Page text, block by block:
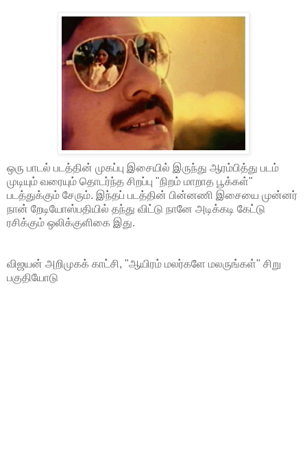
ஒரு பாடல் படத்தின் முகப்பு இசையில் இருந்து ஆரம்பித்து படம்
முடியும் வரையும் தொடர்ந்த சிறப்பு "நிறம் மாறாத பூக்கள்"
படத்துக்கும் சேரும். இந்தப் படத்தின் பின்னணி இசையை முன்னர்
நான் றேடியோஸ்பதியில் தந்து விட்டு நானே அடிக்கடி கேட்டு
ரசிக்கும் ஒலிக்குளிகை இது.
விஜயன் அறிமுகக் காட்சி, "ஆயிரம் மலர்களே மலருங்கள்" சிறு
பகுதியோடு